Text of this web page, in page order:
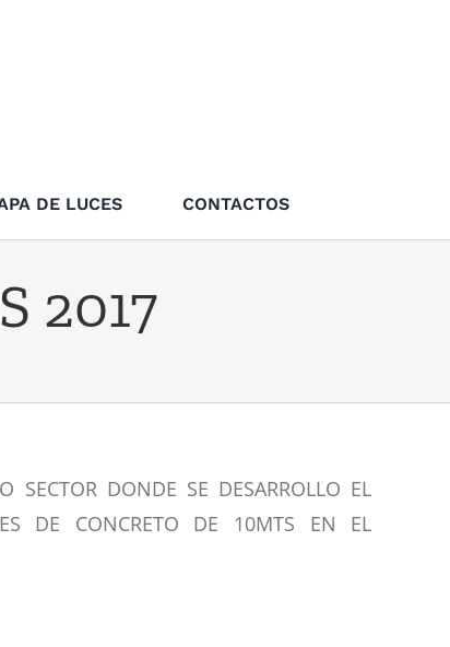
DE LUCES CONTACTOS
2017
SECTOR DONDE SE DESARROLLO EL
DE CONCRETO DE 10MTS EN EL